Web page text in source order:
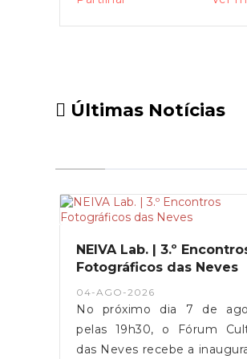
Últimas Notícias
NEIVA Lab. | 3.º
Fotográficos das Neves
04-AGO-2026
No próximo dia 7 de
pelas 19h30, o Fórum
das Neves recebe a